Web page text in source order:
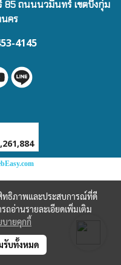
ถนนนวมินทร์ เขตบึงกุ่ม
คร
4145
ทธิภาพและประสบการณ์ที่ดี
ถอ่านรายละเอียดเพิ่มเติม
บายคุกกี้
รับทั้งหมด